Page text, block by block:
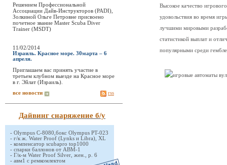
Решением Профессиональной
Ассоциации Дайв-Инструкторов (PADI),
Золкиной Ольге Петровне присвоено
почетное звание Master Scuba Diver
Trainer (MSDT)
11/02/2014
Израиль. Красное море. 30марта – 6
апреля.
Приглашаем вас принять участие в
третьем клубном выезде на Красное море
в г. Эйлат (Израиль).
все новости rss
Дайвинг снаряжение б/у
- Olympus C-8080,бокс Olympus PT-023
- г/к ж. Water Proof (Lynks и Libra), XL
- компенсатор scubapro top1000
- спарки баллонов от АВМ-1
- Г/к-м Water Proof Silver, жен., р. 6
- авм1 с ремкомлектом
Высокое качество
удовольствия во время
лучшими мировыми
статистикой выплат и
популярными среди